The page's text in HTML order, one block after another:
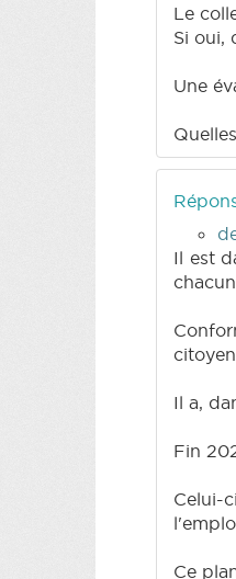
Le
Si oui,
Une
Il est
Il a,
Fin
Celui-
Ce